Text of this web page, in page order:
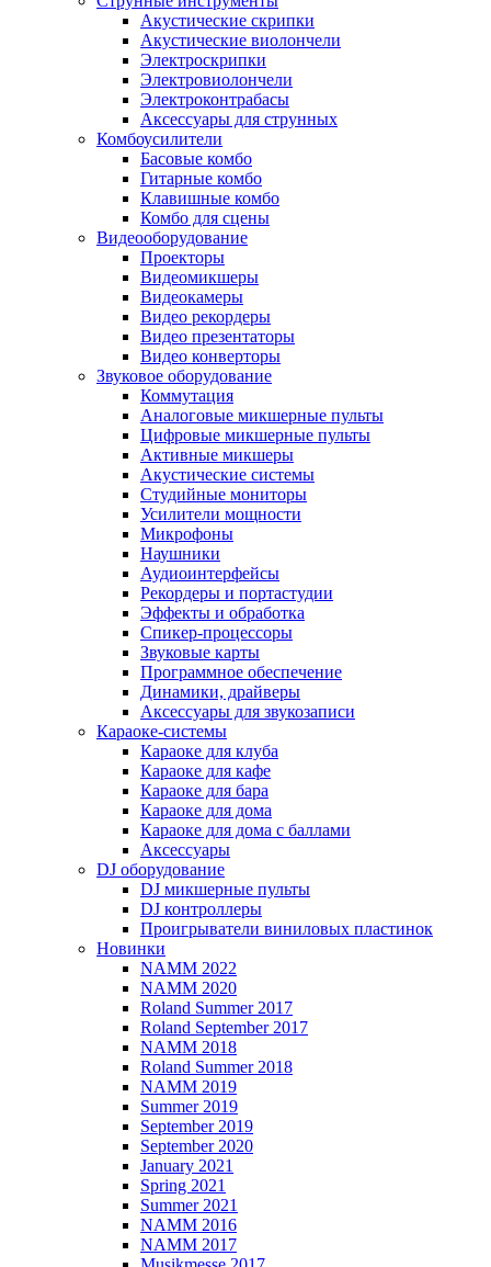
Акустические скрипки
Акустические виолончели
Электроскрипки
Электровиолончели
Электроконтрабасы
Аксессуары для струнных
Комбоусилители
Басовые комбо
Гитарные комбо
Клавишные комбо
Комбо для сцены
Видеооборудование
Проекторы
Видеомикшеры
Видеокамеры
Видео рекордеры
Видео презентаторы
Видео конверторы
Звуковое оборудование
Коммутация
Аналоговые микшерные пульты
Цифровые микшерные пульты
Активные микшеры
Акустические системы
Студийные мониторы
Усилители мощности
Микрофоны
Наушники
Аудиоинтерфейсы
Рекордеры и портастудии
Эффекты и обработка
Спикер-процессоры
Звуковые карты
Программное обеспечение
Динамики, драйверы
Аксессуары для звукозаписи
Караоке-системы
Караоке для клуба
Караоке для кафе
Караоке для бара
Караоке для дома
Караоке для дома с баллами
Аксессуары
DJ оборудование
DJ микшерные пульты
DJ контроллеры
Проигрыватели виниловых пластинок
Новинки
NAMM 2022
NAMM 2020
Roland Summer 2017
Roland September 2017
NAMM 2018
Roland Summer 2018
NAMM 2019
Summer 2019
September 2019
September 2020
January 2021
Spring 2021
Summer 2021
NAMM 2016
NAMM 2017